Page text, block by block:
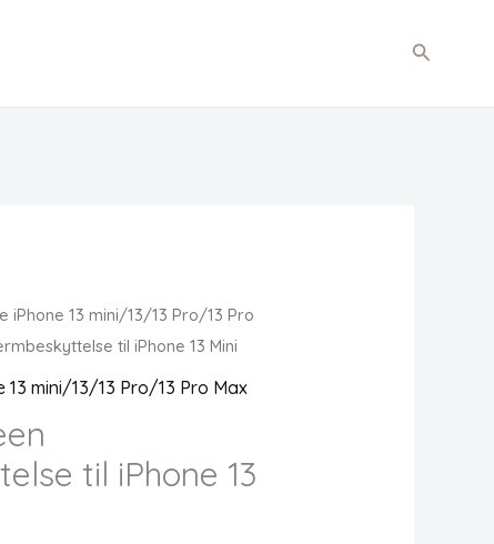
Søg
13 mini/13/13 Pro/13 Pro
til iPhone 13 Mini
mini/13/13 Pro/13 Pro Max
til iPhone 13